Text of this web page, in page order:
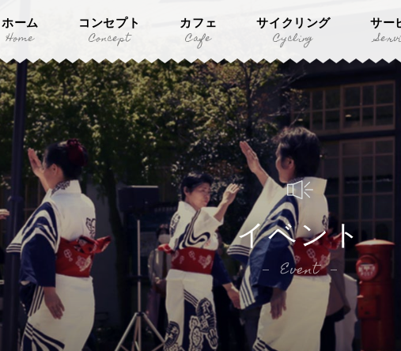
ホーム
Home
コンセプト
Concept
カフェ
Cafe
サイクリング
Cycling
サー
イベント
Event